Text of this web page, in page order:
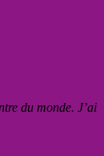
du monde. J’ai